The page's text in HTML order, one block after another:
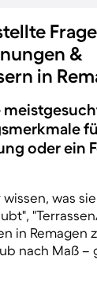
&
in
oder ein
was
in Remagen
nach Maß –